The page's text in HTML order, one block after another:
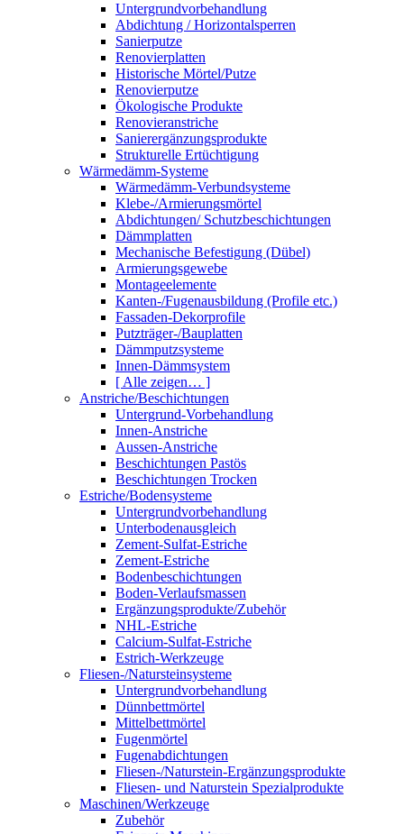
Untergrundvorbehandlung
Abdichtung / Horizontalsperren
Sanierputze
Renovierplatten
Historische Mörtel/Putze
Renovierputze
Ökologische Produkte
Renovieranstriche
Sanierergänzungsprodukte
Strukturelle Ertüchtigung
Wärmedämm-Systeme
Wärmedämm-Verbundsysteme
Klebe-/Armierungsmörtel
Abdichtungen/ Schutzbeschichtungen
Dämmplatten
Mechanische Befestigung (Dübel)
Armierungsgewebe
Montageelemente
Kanten-/Fugenausbildung (Profile etc.)
Fassaden-Dekorprofile
Putzträger-/Bauplatten
Dämmputzsysteme
Innen-Dämmsystem
[ Alle zeigen… ]
Anstriche/Beschichtungen
Untergrund-Vorbehandlung
Innen-Anstriche
Aussen-Anstriche
Beschichtungen Pastös
Beschichtungen Trocken
Estriche/Bodensysteme
Untergrundvorbehandlung
Unterbodenausgleich
Zement-Sulfat-Estriche
Zement-Estriche
Bodenbeschichtungen
Boden-Verlaufsmassen
Ergänzungsprodukte/Zubehör
NHL-Estriche
Calcium-Sulfat-Estriche
Estrich-Werkzeuge
Fliesen-/Natursteinsysteme
Untergrundvorbehandlung
Dünnbettmörtel
Mittelbettmörtel
Fugenmörtel
Fugenabdichtungen
Fliesen-/Naturstein-Ergänzungsprodukte
Fliesen- und Naturstein Spezialprodukte
Maschinen/Werkzeuge
Zubehör